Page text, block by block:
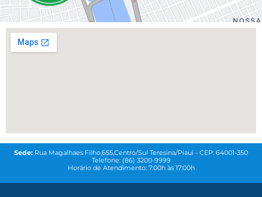
Sede: Rua Magalhaes Filho,655,Centro/Sul Teresina/Piauí - CEP: 64001-350
Telefone: (86) 3200-9999
Horário de Atendimento: 7:00h às 17:00h